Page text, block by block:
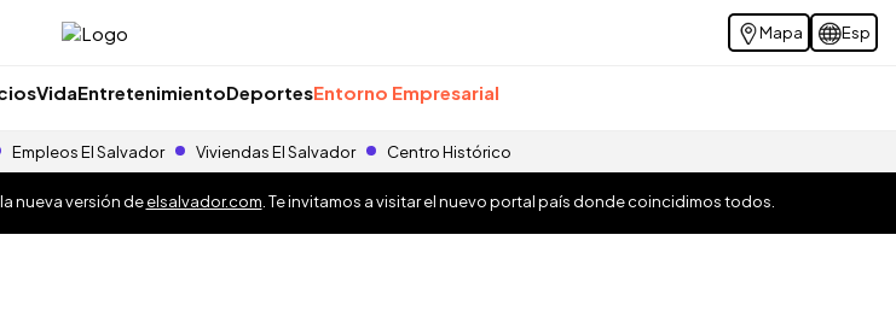
Mapa Esp
VidaEntretenimientoDeportesEntorno Empresarial
Empleos El Salvador Viviendas El Salvador Centro Histórico
nueva versión deelsalvador.com . Te invitamos a visitar el nuevo portal país donde coincidimos todos.